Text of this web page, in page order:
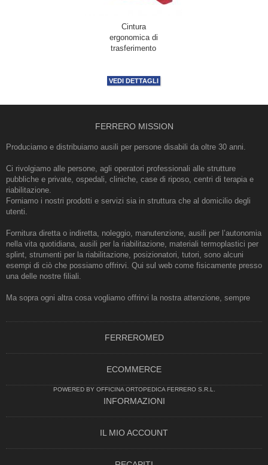
Cintura
ergonomica di
trasferimento
VEDI DETTAGLI
FERRERO MISSION
Produciamo e distribuiamo ausili per persone disabili da oltre 30 anni.
Ci rivolgiamo alle persone, agli operatori professionali alle strutture
pubbliche e private, ospedali, cliniche, case di riposo, centri di terapia e
riabilitazione.
Forniamo i nostri prodotti e servizi sia in struttura che al domicilio degli
utenti.
Fornitura diretta o indiretta, noleggio, manutenzione, ausili per l’autonomia
nella vita quotidiana, ausili per la riabilitazione, materiali termoplastici per
splint, strumenti per la riabilitazione, posizionatori, tutori, sono alcuni
esempi di ciò che possiamo offrirvi. Qui sul web come fisicamente presso
una delle nostre filiali.
Ma sopra ogni altra cosa vogliamo offrirvi la nostra attenzione, sempre
FERREROMED
ECOMMERCE
POWERED BY OFFICINA ORTOPEDICA FERRERO S.R.L.
INFORMAZIONI
IL MIO ACCOUNT